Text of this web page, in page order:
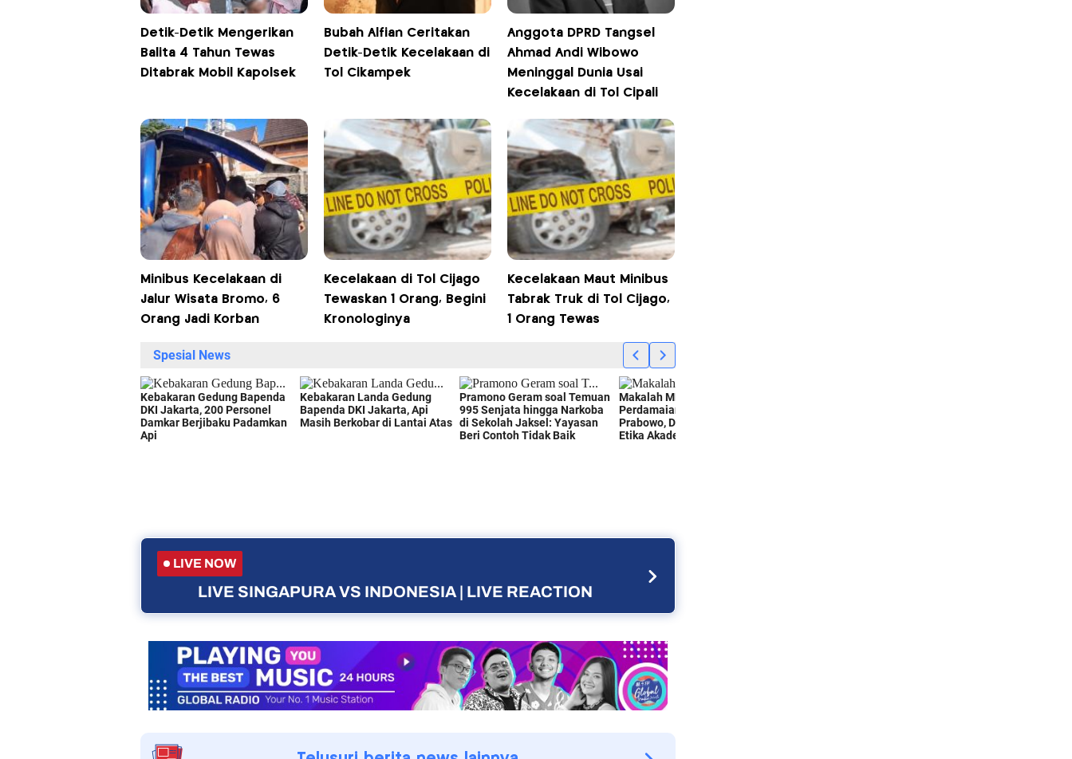
Detik-Detik Mengerikan
Balita 4 Tahun Tewas
Ditabrak Mobil Kapolsek
Bubah Alfian Ceritakan
Detik-Detik Kecelakaan di
Tol Cikampek
Anggota DPRD Tangsel
Ahmad Andi Wibowo
Meninggal Dunia Usai
Kecelakaan di Tol Cipali
Minibus Kecelakaan di
Jalur Wisata Bromo, 6
Orang Jadi Korban
Kecelakaan di Tol Cijago
Tewaskan 1 Orang, Begini
Kronologinya
Kecelakaan Maut Minibus
Tabrak Truk di Tol Cijago,
1 Orang Tewas
LIVE NOW
LIVE SINGAPURA VS INDONESIA | LIVE REACTION